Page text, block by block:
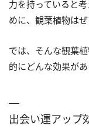
力を持っていると
めに、観葉植物はぜ
では、そんな観葉
的にどんな効果があ
出会い運アップ